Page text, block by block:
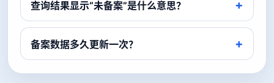
查询结果显示“未备案”是什么意思？
备案数据多久更新一次？